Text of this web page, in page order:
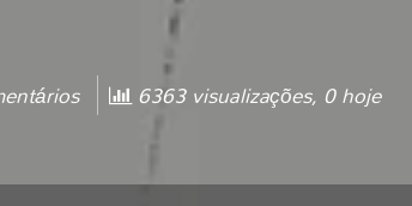
6363 visualizações, 0 hoje